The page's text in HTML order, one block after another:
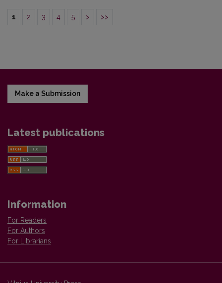
1 2 3 4 5 > >>
Make a Submission
Latest publications
Information
For Readers
For Authors
For Librarians